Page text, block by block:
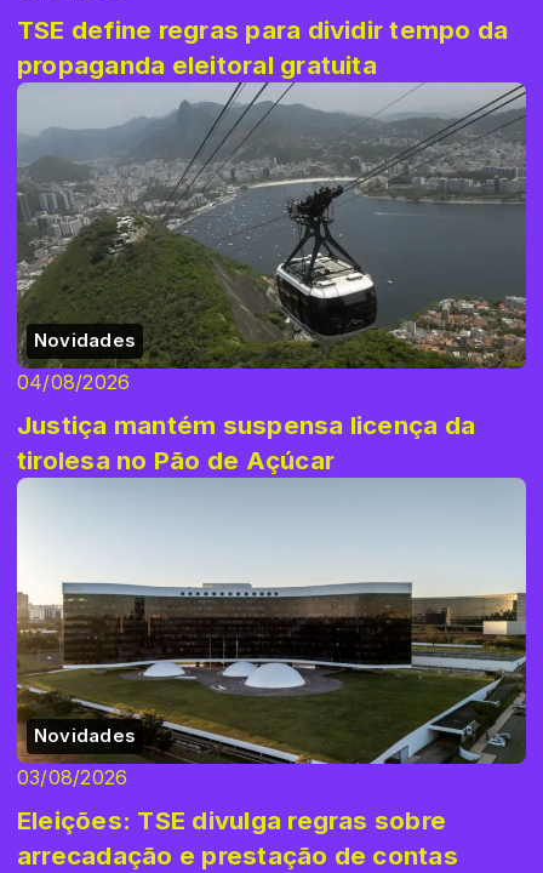
TSE define regras para dividir tempo da
propaganda eleitoral gratuita
Novidades
04/08/2026
Justiça mantém suspensa licença da
tirolesa no Pão de Açúcar
Novidades
03/08/2026
Eleições: TSE divulga regras sobre
arrecadação e prestação de contas